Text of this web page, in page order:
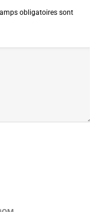
obligatoires sont